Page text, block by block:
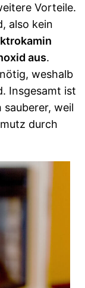
Vorteile.
also kein
aus.
weshalb
Insgesamt ist
sauberer, weil
durch